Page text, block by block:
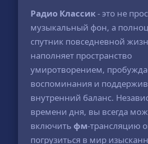
Радио Классик- это не
музыкальный фон, а
спутник повседневной
наполняет пространство
умиротворением,
воспоминания и
внутренний баланс.
времени дня, вы всегда
включить фм-трансляцию
погрузиться в мир